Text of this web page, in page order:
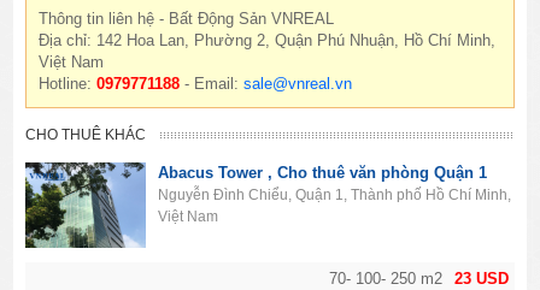
Thông tin liên hệ - Bất Động Sản VNREAL
Địa chỉ: 142 Hoa Lan, Phường 2, Quận Phú Nhuận, Hồ Chí Minh,
Việt Nam
Hotline:0979771188 - Email:sale@vnreal.vn
CHO THUÊ KHÁC
23 USD
70- 100- 250 m2
Abacus Tower , Cho thuê văn phòng Quận 1
Nguyễn Đình Chiểu, Quận 1, Thành phố Hồ Chí Minh,
Việt Nam